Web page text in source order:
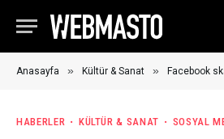
Anasayfa » Kültür & Sanat » Facebook
HABERLER KÜLTÜR & SANAT SOSYAL